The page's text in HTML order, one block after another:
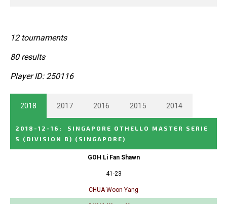
12 tournaments
80 results
Player ID: 250116
2018 2017 2016 2015 2014
2018-12-16 :
SINGAPORE OTHELLO MASTER SERIE
S (DIVISION B) (SINGAPORE)
GOH Li Fan Shawn
41-23
CHUA Woon Yang